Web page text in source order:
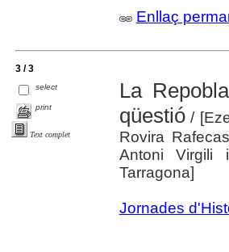
Enllaç
3 / 3
select
print
Text complet
La
qüestió/
Rovira
Antoni Virgili
Tarragona]
Jornades